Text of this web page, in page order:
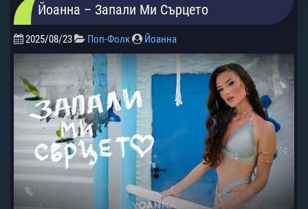
Йоанна – Запали Ми Сърцето
2025/08/23 Поп-Фолк Йоанна